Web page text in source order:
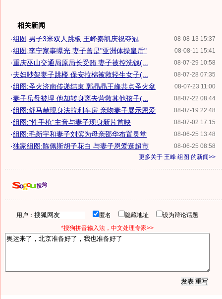
相关新闻
08-08-13 15:37
·组图:男子3米双人跳板 王峰秦凯庆祝夺冠
08-08-11 15:41
·组图:李宁家事曝光 妻子曾是"亚洲体操皇后"
08-07-29 10:58
·重庆巫山交通局原局长受贿 妻子被控洗钱(...
08-07-28 07:35
·夫妇吵架妻子跳楼 保安拉棉被救轻生女子(...
08-07-23 11:00
·组图:圣火济南传递结束 郭晶晶王峰共点圣火盆
08-07-22 08:44
·妻子岳母被埋 他却转身离去营救其他孩子(...
08-07-19 22:48
·组图:舒马赫现身法拉利车房 亲吻妻子展示恩爱
08-07-02 17:15
·组图:"性手枪"主音与妻子现身新片首映
08-06-25 13:48
·组图:毛新宇和妻子刘滨为母亲邵华布置灵堂
08-06-25 08:58
·独家组图:陈佩斯胡子花白 与妻子恩爱逛超市
更多关于 王峰 组图 的新闻>>
用户： 匿名 隐藏地址
设为辩论话题
*搜狗拼音输入法，中文处理专家>>